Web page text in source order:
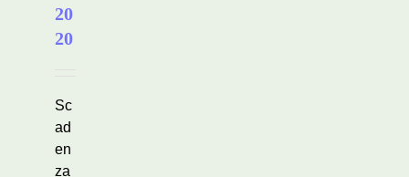
20
20
Sc
ad
en
za